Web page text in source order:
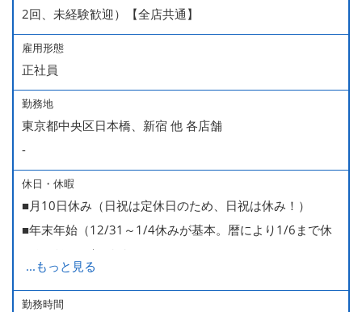
土佐鴨 高知県芸西村【日本橋店】
ふもと赤鶏 佐賀県三瀬村【田町本店・丸の内店・西新宿
店】
佐賀ふもと赤鶏 酒場 高しな【東京駅ガード下店】
サカバ ミハマ トーキョー
2回、未経験歓迎）【全店共通】
雇用形態
正社員
勤務地
東京都中央区日本橋、新宿 他 各店舗
-
休日・休暇
■月10日休み（日祝は定休日のため、日祝は休み！）
■年末年始（12/31～1/4休みが基本。暦により1/6まで休
みなどもございます）
■GW・お盆（暦通り）
■有給休暇
...もっと見る
勤務時間